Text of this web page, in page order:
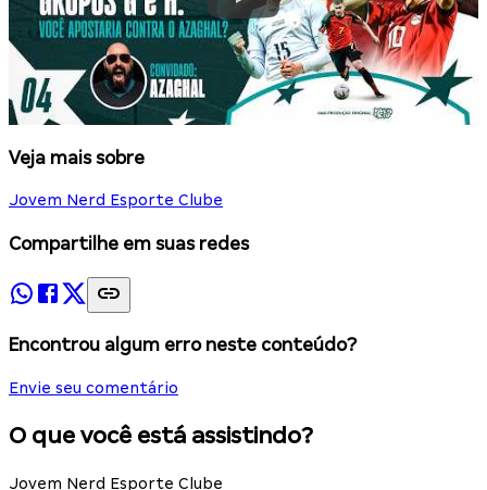
Veja mais sobre
Jovem Nerd Esporte Clube
Compartilhe em suas redes
Encontrou algum erro neste conteúdo?
Envie seu comentário
O que você está assistindo?
Jovem Nerd Esporte Clube